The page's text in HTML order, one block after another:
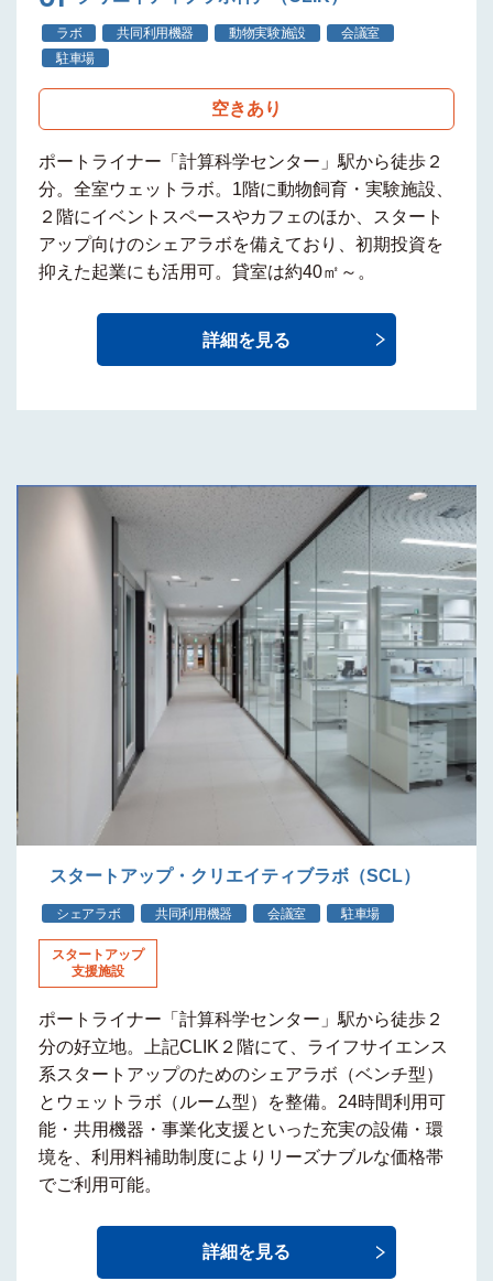
ラボ 共同利用機器 動物実験施設
会議室
駐車場
空きあり
ポートライナー 「計算科学センター」駅から徒歩２
分。全室ウェットラボ。1階に動物飼育・実験施設
２階にイベントスペースやカフェのほか、
スタート
アップ向けのシェアラボを備えており、初期投資を
抑えた起業にも活用可。貸室は約40㎡～。
詳細を見る
スタートアップ・クリエイティブラボ（SCL）
シェアラボ 共同利用機器 会議室 駐車場
スタートアップ
支援施設
ポートライナー「計算科学センター」駅から徒歩２
分の好立地。上記CLIK２階にて、ライフサイエンス
系スタートアップのためのシェアラボ（ベンチ型）
とウェットラボ（ルーム型）を整備。24時間利用可
能・共用機器・事業化支援といった充実の設備・環
境を、利用料補助制度によりリーズナブルな価格帯
でご利用可能。
詳細を見る